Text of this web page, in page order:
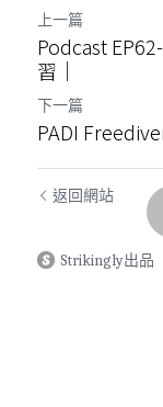
上一篇
Podcast
習｜
下一篇
PADI
返回網站
Strikingly出品